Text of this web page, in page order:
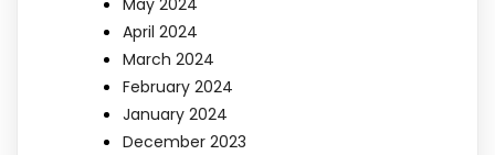
May 2024
April 2024
March 2024
February 2024
January 2024
December 2023